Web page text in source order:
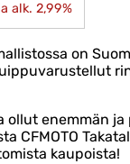
alk. 2,99%
on
ollut enemmän ja
CFMOTO
kaupoista!